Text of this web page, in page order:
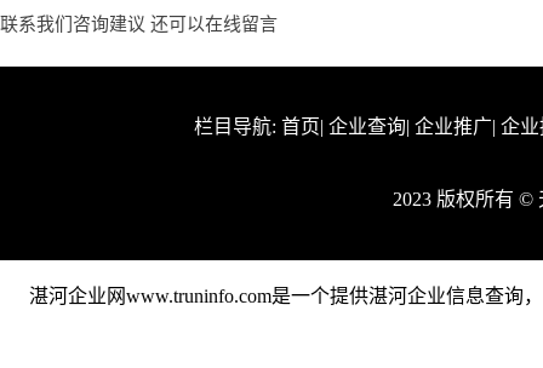
联系我们咨询建议 还可以在线留言
栏目导航: 首页| 企业查询| 企业推广| 企
2023 版权所有
湛河企业网www.truninfo.com是一个提供湛河企业信息查